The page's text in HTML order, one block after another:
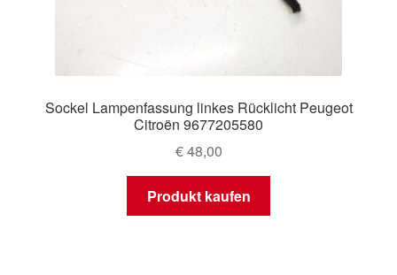
Sockel Lampenfassung linkes Rücklicht Peugeot
Citroën 9677205580
€48,00
Produkt kaufen